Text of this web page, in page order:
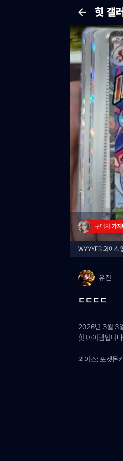
힛 갤
구매자 가지
WYYYES 와이스
유진.
ㄷㄷㄷㄷ
2026년 3월 3
힛 아이템입니
와이스: 포켓몬